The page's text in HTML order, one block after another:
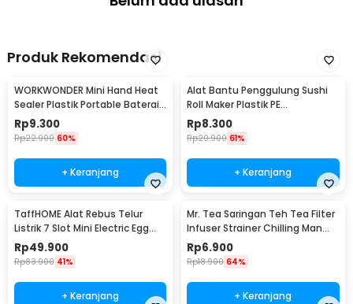
Produk Rekomendasi
WORKWONDER Mini Hand Heat
Sealer Plastik Portable Baterai
AA - LX2000A
Rp9.300
Rp22.900 60%
+ Keranjang
Alat Bantu Penggulung Sushi
Roll Maker Plastik PE
22x20.5x0.1cm - E1119
Rp8.300
Rp20.900 61%
+ Keranjang
TaffHOME Alat Rebus Telur
Listrik 7 Slot Mini Electric Egg
Cooker 350W - YS-203
Rp49.900
Rp83.900 41%
+ Keranjang
Mr. Tea Saringan Teh Tea Filter
Infuser Strainer Chilling Man
Silicon - MR03
Rp6.900
Rp18.900 64%
+ Keranjang